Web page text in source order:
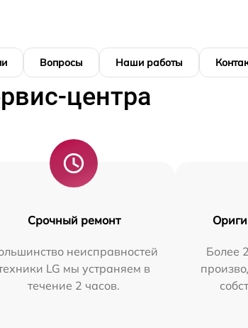
Вопросы Наши работы
центра
Срочный ремонт
неисправностей
LG мы устраняем в
течение 2 часов.
Более